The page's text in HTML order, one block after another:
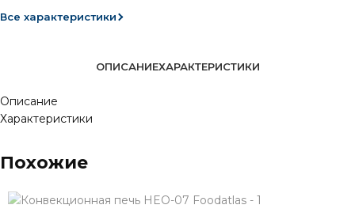
Все характеристики
ОПИСАНИЕХАРАКТЕРИСТИКИ
Описание
Характеристики
Похожие